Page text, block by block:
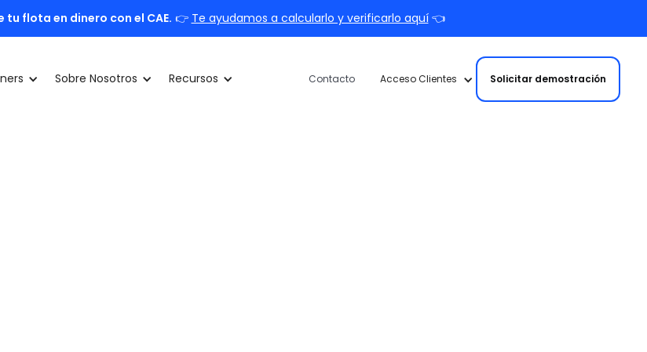
flota en dinero con el CAE. 👉 Te ayudamos a calcularlo y verificarlo aquí👈
Sobre Nosotros Recursos Contacto Acceso Clientes Solicitar demostración